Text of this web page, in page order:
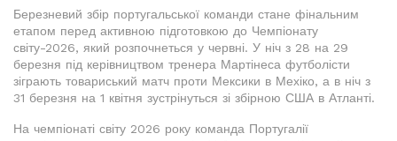
Березневий збір португальської команди стане фінальним
етапом перед активною підготовкою до Чемпіонату
світу-2026, який розпочнеться у червні. У ніч з 28 на 29
березня під керівництвом тренера Мартінеса футболісти
зіграють товариський матч проти Мексики в Мехіко, а в ніч з
31 березня на 1 квітня зустрінуться зі збірною США в Атланті.
На чемпіонаті світу 2026 року команда Португалії